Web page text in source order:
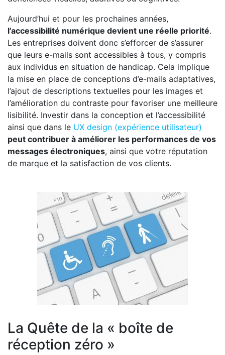
Aujourd’hui et pour les prochaines années,
l’accessibilité numérique devient une réelle priorité.
Les entreprises doivent donc s’efforcer de s’assurer
que leurs e-mails sont accessibles à tous, y compris
aux individus en situation de handicap. Cela implique
la mise en place de conceptions d’e-mails adaptatives,
l’ajout de descriptions textuelles pour les images et
l’amélioration du contraste pour favoriser une meilleure
lisibilité. Investir dans la conception et l’accessibilité
ainsi que dans le UX design (expérience utilisateur)
peut contribuer à améliorer les performances de vos
messages électroniques, ainsi que votre réputation
de marque et la satisfaction de vos clients.
La Quête de la « boîte de
réception zéro »